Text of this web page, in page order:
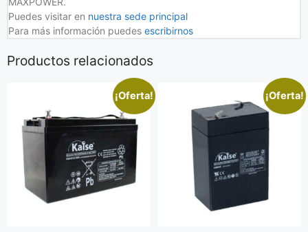
Puedes visitar en nuestra sede principal
Para más información puedes escribirnos
Productos relacionados
¡Oferta! ¡Oferta!